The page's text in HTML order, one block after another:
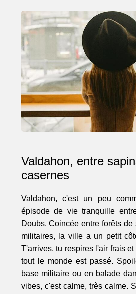
Valdahon, entre
casernes
Valdahon, c'est un peu
épisode de vie tranquille
Doubs. Coincée entre forêts
militaires, la ville a un petit
T'arrives, tu respires l'air frais
tout le monde est passé.
base militaire ou en balade
vibes, c'est calme, très calme.